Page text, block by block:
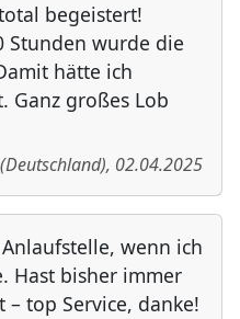
begeistert!
Stunden wurde die
hätte ich
Ganz großes Lob
(Deutschland), 02.04.2025
wenn ich
Hast bisher immer
top Service, danke!